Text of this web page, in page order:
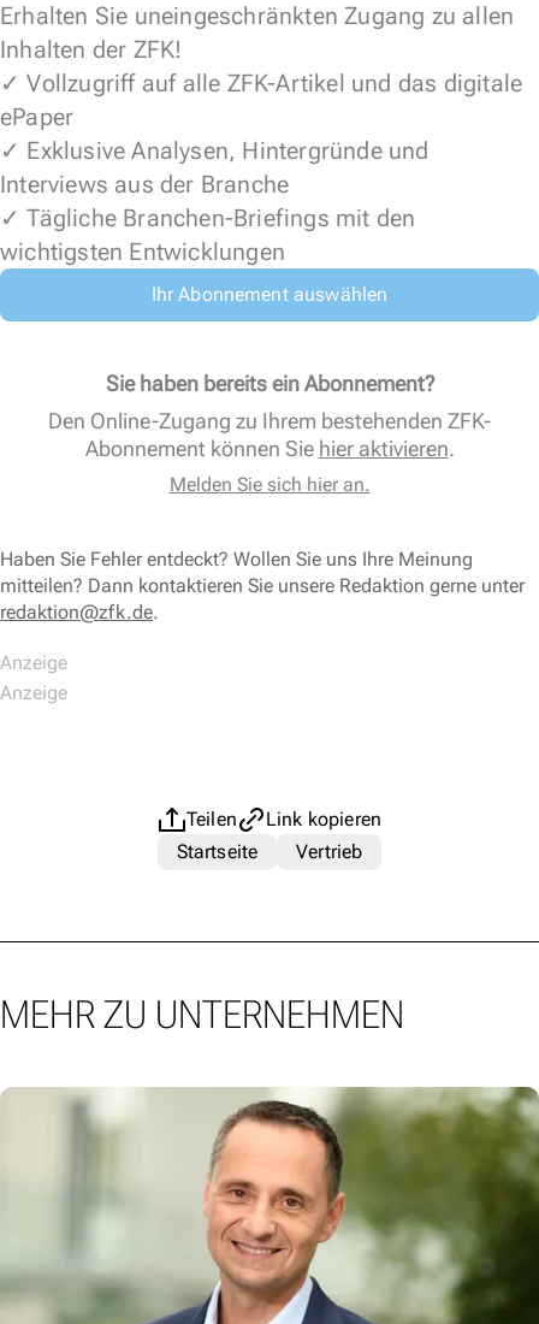
Erhalten Sie uneingeschränkten Zugang zu allen
Inhalten der ZFK!
✓ Vollzugriff auf alle ZFK-Artikel und das digitale
ePaper
✓ Exklusive Analysen, Hintergründe und
Interviews aus der Branche
✓ Tägliche Branchen-Briefings mit den
wichtigsten Entwicklungen
Ihr Abonnement auswählen
Sie haben bereits ein Abonnement?
Den Online-Zugang zu Ihrem bestehenden ZFK-
Abonnement können Sie hier aktivieren.
Melden Sie sich hier an.
Haben Sie Fehler entdeckt? Wollen Sie uns Ihre Meinung
mitteilen? Dann kontaktieren Sie unsere Redaktion gerne unter
redaktion@zfk.de.
Teilen
Link kopieren
Startseite
Vertrieb
MEHR ZU UNTERNEHMEN